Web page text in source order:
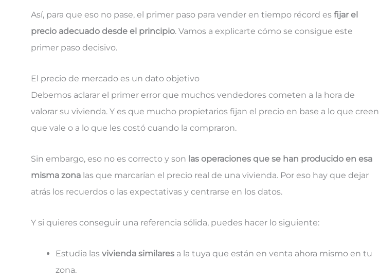
Así, para que eso no pase, el primer paso para vender en tiempo récord es fijar el
precio adecuado desde el principio. Vamos a explicarte cómo se consigue este
primer paso decisivo.
El precio de mercado es un dato objetivo
Debemos aclarar el primer error que muchos vendedores cometen a la hora de
valorar su vivienda. Y es que mucho propietarios fijan el precio en base a lo que creen
que vale o a lo que les costó cuando la compraron.
Sin embargo, eso no es correcto y son las operaciones que se han producido en esa
misma zona las que marcarían el precio real de una vivienda. Por eso hay que dejar
atrás los recuerdos o las expectativas y centrarse en los datos.
Y si quieres conseguir una referencia sólida, puedes hacer lo siguiente:
Estudia las vivienda similares a la tuya que están en venta ahora mismo en tu
zona.